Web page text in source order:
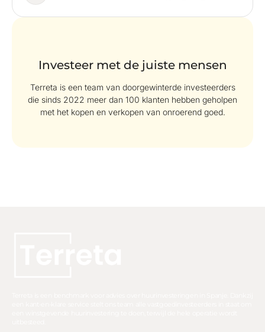
Investeer met de juiste mensen
Terreta is een team van doorgewinterde investeerders
die sinds 2022 meer dan 100 klanten hebben geholpen
met het kopen en verkopen van onroerend goed.